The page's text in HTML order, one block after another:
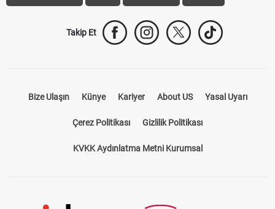
Takip Et
Bize Ulaşın Künye Kariyer About US Yasal Uyarı
Çerez Politikası Gizlilik Politikası
KVKK Aydınlatma Metni Kurumsal